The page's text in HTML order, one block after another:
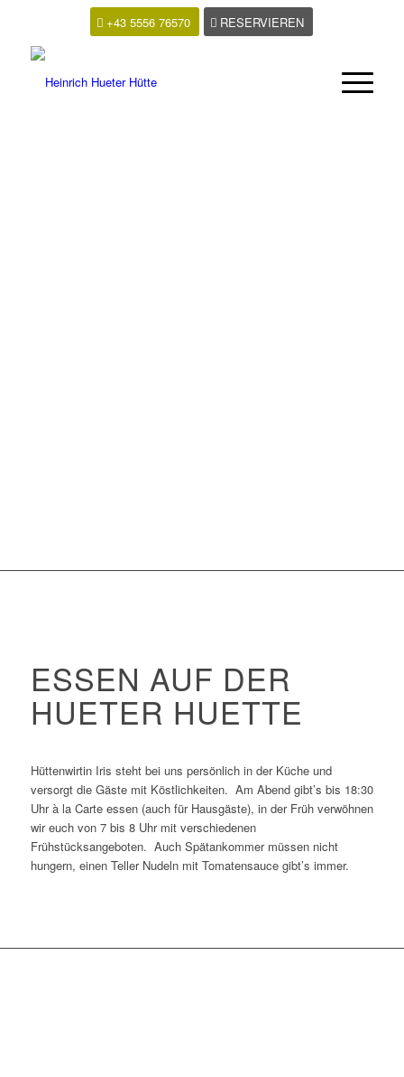
+43 5556 76570 RESERVIEREN
ESSEN AUF DER
HUETER HUETTE
Hüttenwirtin Iris steht bei uns persönlich in der Küche und
versorgt die Gäste mit Köstlichkeiten. Am Abend gibt’s bis 18:30
Uhr à la Carte essen (auch für Hausgäste), in der Früh verwöhnen
wir euch von 7 bis 8 Uhr mit verschiedenen
Frühstücksangeboten. Auch Spätankommer müssen nicht
hungern, einen Teller Nudeln mit Tomatensauce gibt’s immer.